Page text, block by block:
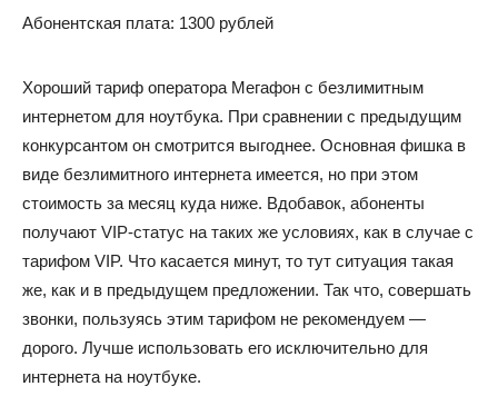
Абонентская плата: 1300 рублей
Хороший тариф оператора Мегафон с безлимитным
интернетом для ноутбука. При сравнении с предыдущим
конкурсантом он смотрится выгоднее. Основная фишка в
виде безлимитного интернета имеется, но при этом
стоимость за месяц куда ниже. Вдобавок, абоненты
получают VIP-статус на таких же условиях, как в случае с
тарифом VIP. Что касается минут, то тут ситуация такая
же, как и в предыдущем предложении. Так что, совершать
звонки, пользуясь этим тарифом не рекомендуем —
дорого. Лучше использовать его исключительно для
интернета на ноутбуке.